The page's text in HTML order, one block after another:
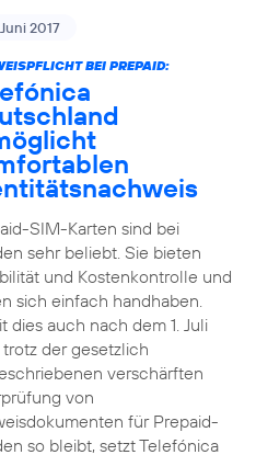
2017
BEI PREPAID:
SIM-Karten sind bei
sehr beliebt. Sie bieten
und Kostenkontrolle und
sich einfach handhaben.
dies auch nach dem 1. Juli
trotz der gesetzlich
verschärften
von
für Prepaid-
so bleibt, setzt Telefónica